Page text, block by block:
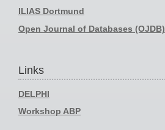
ILIAS Dortmund
Open Journal of Databases (OJDB)
Links
DELPHI
Workshop ABP